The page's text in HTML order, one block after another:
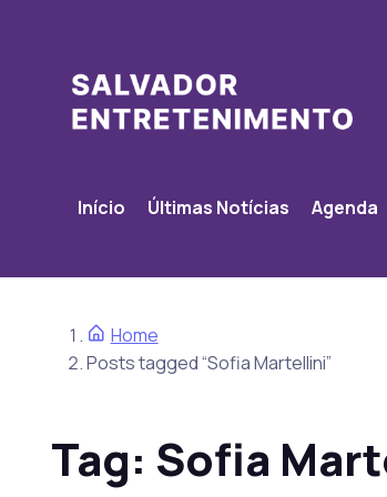
Início Últimas Notícias Agenda
Home
Posts tagged “Sofia Martellini”
Tag: Sofia